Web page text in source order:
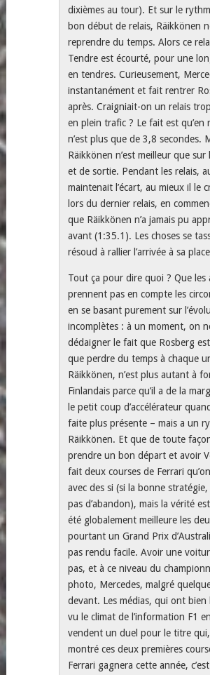
dixièmes au tour). Et sur le
bon début de relais, Räikkönen
reprendre du temps. Alors ce
Tendre est écourté, pour une
en tendres. Curieusement,
instantanément et fait rentrer
après. Craigniait-on un relais
en plein trafic ? Le fait est qu’en
n’est plus que de 3,8 secondes.
Räikkönen n’est meilleur que
et de sortie. Pendant les relais,
maintenait l’écart, au mieux il le
lors du dernier relais, en
que Räikkönen n’a jamais pu
avant (1:35.1). Les choses se
résoud à rallier l’arrivée à sa
Tout ça pour dire quoi ? Que les
prennent pas en compte les
en se basant purement sur
incomplètes : à un moment, on
dédaigner le fait que Rosberg
que perdre du temps à chaque
Räikkönen, n’est plus autant à
Finlandais parce qu’il a de la
le petit coup d’accélérateur
faite plus présente – mais a un
Räikkönen. Et que de toute
prendre un bon départ et avoir
fait deux courses de Ferrari
avec des si (si la bonne
pas d’abandon), mais la vérité
été globalement meilleure les
pourtant un Grand Prix
pas rendu facile. Avoir une
pas, et à ce niveau du
photo, Mercedes, malgré
devant. Les médias, qui ont
vu le climat de l’information F1
vendent un duel pour le titre
montré ces deux premières
Ferrari gagnera cette année,